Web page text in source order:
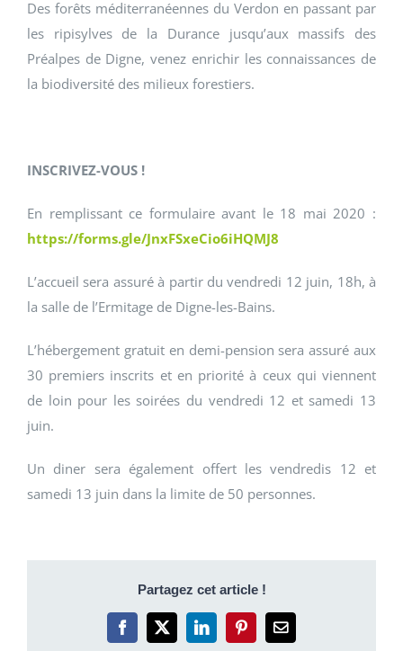
Des forêts méditerranéennes du Verdon en passant par
les ripisylves de la Durance jusqu’aux massifs des
Préalpes de Digne, venez enrichir les connaissances de
la biodiversité des milieux forestiers.
INSCRIVEZ-VOUS !
En remplissant ce formulaire avant le 18 mai 2020 :
https://forms.gle/JnxFSxeCio6iHQMJ8
L’accueil sera assuré à partir du vendredi 12 juin, 18h, à
la salle de l’Ermitage de Digne-les-Bains.
L’hébergement gratuit en demi-pension sera assuré aux
30 premiers inscrits et en priorité à ceux qui viennent
de loin pour les soirées du vendredi 12 et samedi 13
juin.
Un diner sera également offert les vendredis 12 et
samedi 13 juin dans la limite de 50 personnes.
Partagez cet article !
Facebook
X LinkedInPinterestEmail